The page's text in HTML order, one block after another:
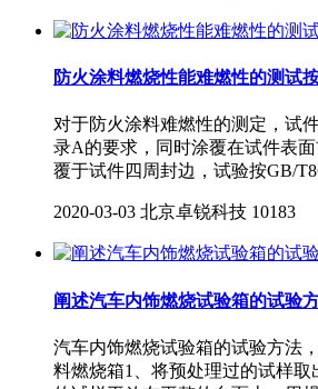
防火涂料燃烧性能难燃性的测试
对于防火涂料难燃性的测定，试
录A的要求，同时涂覆在试件表
覆于试件四周封边，试验按GB/
2020-03-03 北京卓锐科技 10183
阐述汽车内饰燃烧试验箱的试验
汽车内饰燃烧试验箱的试验方法
料燃烧箱1、将预处理过的试样